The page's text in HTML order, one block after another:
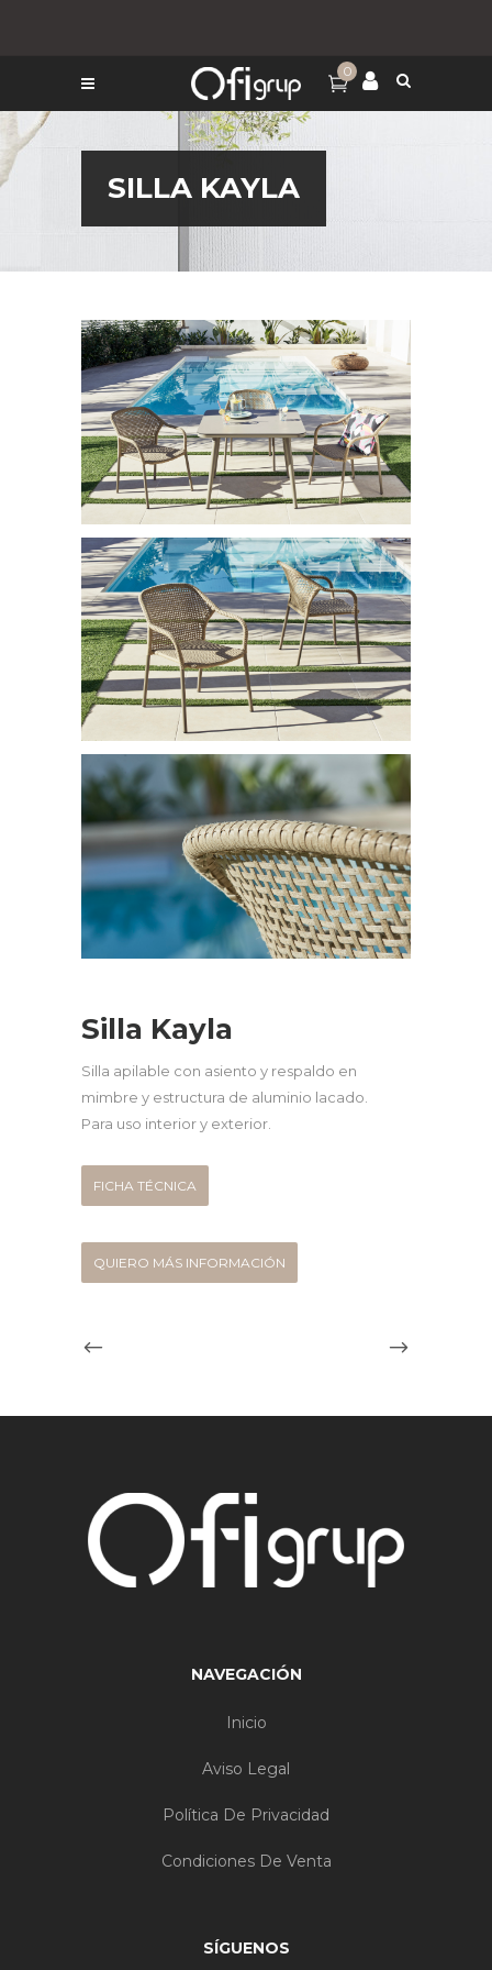
0
SILLA KAYLA
Silla Kayla
Silla apilable con asiento y respaldo en
mimbre y estructura de aluminio lacado.
Para uso interior y exterior.
FICHA TÉCNICA
QUIERO MÁS INFORMACIÓN
NAVEGACIÓN
Inicio
Aviso Legal
Política De Privacidad
Condiciones De Venta
SÍGUENOS